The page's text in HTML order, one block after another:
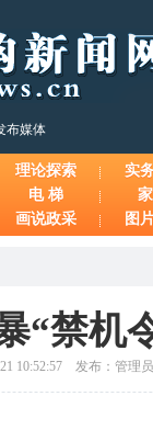
布媒体
理论探索
实
电 梯
画说政采 图
“禁机
10:52:57 发布：管理